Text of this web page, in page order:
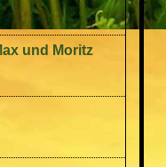
und Moritz